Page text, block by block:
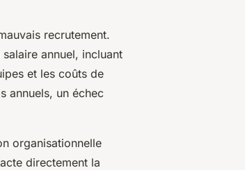
recrutement.
annuel, incluant
et les coûts de
annuels, un échec
organisationnelle
directement la